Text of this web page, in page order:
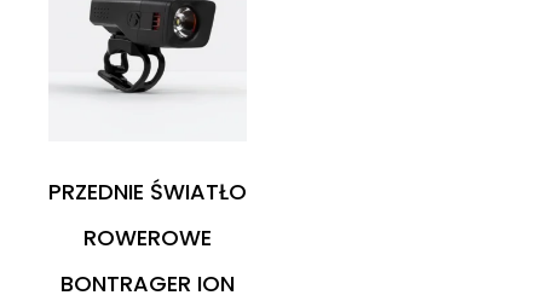
PRZEDNIE ŚWIATŁO
ROWEROWE
BONTRAGER ION